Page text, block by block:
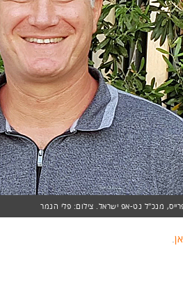
מנכ"ל נט-אפ ישראל. צילום: פלי הנמר
.